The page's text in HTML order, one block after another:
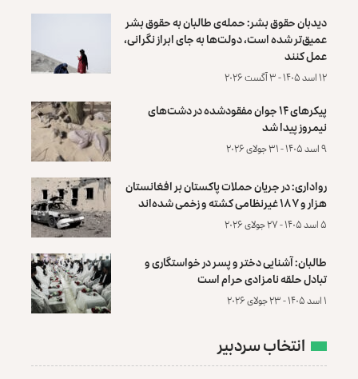
دیدبان حقوق بشر: حمله‌ی طالبان به حقوق بشر
عمیق‌تر شده است، دولت‌ها به جای ابراز نگرانی،
عمل کنند
۱۲ اسد ۱۴۰۵ - ۳ آگست ۲۰۲۶
پیکرهای ۱۴ جوان مفقودشده در دشت‌های
نیمروز پیدا شد
۹ اسد ۱۴۰۵ - ۳۱ جولای ۲۰۲۶
رواداری: در جریان حملات پاکستان بر افغانستان
هزار و ۱۸۷ غیرنظامی کشته و زخمی شده‌اند
۵ اسد ۱۴۰۵ - ۲۷ جولای ۲۰۲۶
طالبان: آشنایی دختر و پسر در خواستگاری و
تبادل حلقه نامزادی حرام است
۱ اسد ۱۴۰۵ - ۲۳ جولای ۲۰۲۶
انتخاب سردبیر